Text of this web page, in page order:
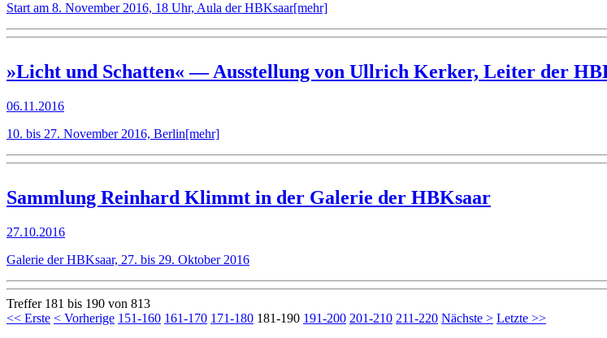
Start am 8. November 2016, 18 Uhr, Aula der HBKsaar[mehr]
»Licht und Schatten« — Ausstellung von Ullrich Kerker, Leiter der
06.11.2016
10. bis 27. November 2016, Berlin[mehr]
Sammlung Reinhard Klimmt in der Galerie der HBKsaar
27.10.2016
Galerie der HBKsaar, 27. bis 29. Oktober 2016
Treffer 181 bis 190 von 813
<< Erste < Vorherige 151-160 161-170 171-180 181-190 191-200 201-210 211-220 Nächste > Letzte >>